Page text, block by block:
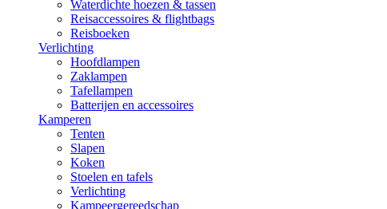
Waterdichte hoezen & tassen
Reisaccessoires & flightbags
Reisboeken
Verlichting
Hoofdlampen
Zaklampen
Tafellampen
Batterijen en accessoires
Kamperen
Tenten
Slapen
Koken
Stoelen en tafels
Verlichting
Kampeergereedschap